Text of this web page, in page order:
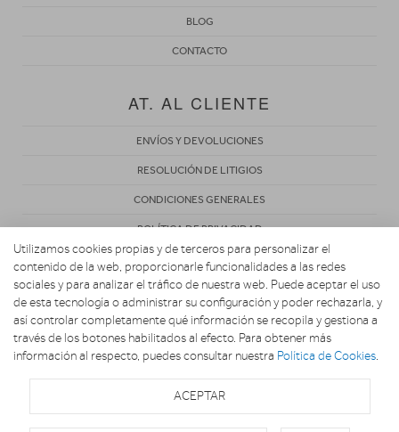
BLOG
CONTACTO
AT. AL CLIENTE
ENVÍOS Y DEVOLUCIONES
RESOLUCIÓN DE LITIGIOS
CONDICIONES GENERALES
POLÍTICA DE PRIVACIDAD
AVISO LEGAL
USO DE COOKIES
Copyright 2026. ELECTRODOMÉSTICOS MIA
Utilizamos cookies propias y de terceros para personalizar el
contenido de la web, proporcionarle funcionalidades a las redes
sociales y para analizar el tráfico de nuestra web. Puede aceptar el uso
de esta tecnología o administrar su configuración y poder rechazarla, y
así controlar completamente qué información se recopila y gestiona a
través de los botones habilitados al efecto. Para obtener más
información al respecto, puedes consultar nuestra Política de Cookies.
ACEPTAR